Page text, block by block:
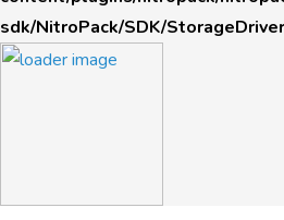
sdk/NitroPack/SDK/